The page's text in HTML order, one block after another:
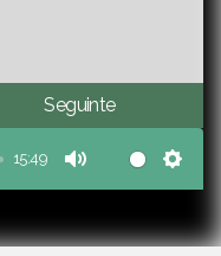
Seguinte
15:49
Mute